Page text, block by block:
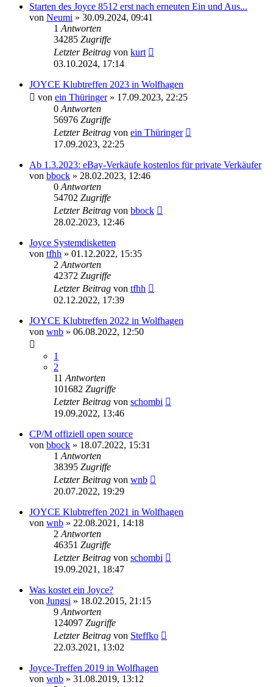
Starten des Joyce 8512 erst nach erneuten Ein und Aus...
von Neumi » 30.09.2024, 09:41
1 Antworten
34285 Zugriffe
Letzter Beitrag von kurt
03.10.2024, 17:14
JOYCE Klubtreffen 2023 in Wolfhagen
von ein Thüringer» 17.09.2023, 22:25
0 Antworten
56976 Zugriffe
Letzter Beitrag von ein Thüringer
17.09.2023, 22:25
Ab 1.3.2023: eBay-Verkäufe kostenlos für private Verkäufer
von bbock » 28.02.2023, 12:46
0 Antworten
54702 Zugriffe
Letzter Beitrag von bbock
28.02.2023, 12:46
Joyce Systemdisketten
von tfhh » 01.12.2022, 15:35
2 Antworten
42372 Zugriffe
Letzter Beitrag von tfhh
02.12.2022, 17:39
JOYCE Klubtreffen 2022 in Wolfhagen
von wnb » 06.08.2022, 12:50
1
2
11 Antworten
101682 Zugriffe
Letzter Beitrag von schombi
19.09.2022, 13:46
CP/M offiziell open source
von bbock » 18.07.2022, 15:31
1 Antworten
38395 Zugriffe
Letzter Beitrag von wnb
20.07.2022, 19:29
JOYCE Klubtreffen 2021 in Wolfhagen
von wnb » 22.08.2021, 14:18
2 Antworten
46351 Zugriffe
Letzter Beitrag von schombi
19.09.2021, 18:47
Was kostet ein Joyce?
von Jungsi » 18.02.2015, 21:15
9 Antworten
124097 Zugriffe
Letzter Beitrag von Steffko
22.03.2021, 13:02
Joyce-Treffen 2019 in Wolfhagen
von wnb » 31.08.2019, 13:12